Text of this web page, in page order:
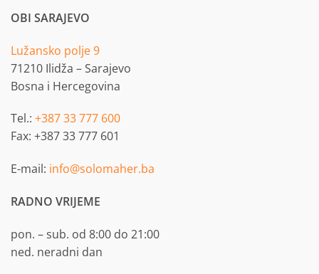
OBI SARAJEVO
Lužansko polje 9
71210 Ilidža – Sarajevo
Bosna i Hercegovina
Tel.: +387 33 777 600
Fax: +387 33 777 601
E-mail: info@solomaher.ba
RADNO VRIJEME
pon. – sub. od 8:00 do 21:00
ned. neradni dan